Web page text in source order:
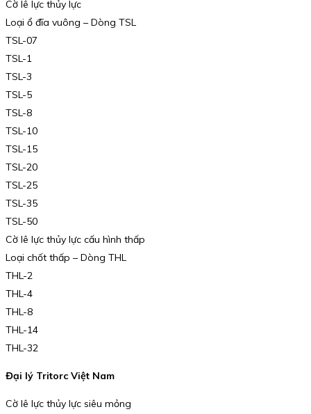
Cờ lê lực thủy lực
Loại ổ đĩa vuông – Dòng TSL
TSL-07
TSL-1
TSL-3
TSL-5
TSL-8
TSL-10
TSL-15
TSL-20
TSL-25
TSL-35
TSL-50
Cờ lê lực thủy lực cấu hình thấp
Loại chốt thấp – Dòng THL
THL-2
THL-4
THL-8
THL-14
THL-32
Đại lý Tritorc Việt Nam
Cờ lê lực thủy lực siêu mỏng